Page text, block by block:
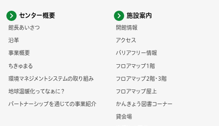
センター概要
館長あいさつ
沿革
事業概要
ちきゅまる
環境マネジメントシステムの取り組み
地球温暖化ってなぁに？
パートナーシップを通じての事業紹介
施設案内
開館情報
アクセス
バリアフリー情報
フロアマップ1階
フロアマップ2階・3階
フロアマップ屋上
かんきょう図書コーナー
貸会場